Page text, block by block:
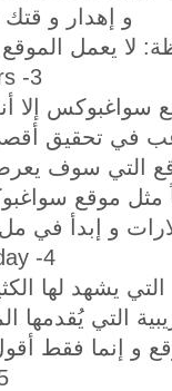
و إهدار و
لا يعمل
3- InboxDollars
سواغبوكس إلا
في تحقيق
التي سوف
مثل موقع
و إبدأ في
4- Project Payday
يشهد لها
التي
و إنما فقط